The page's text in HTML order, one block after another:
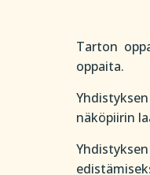
Tarton
oppaita.
näköpiirin